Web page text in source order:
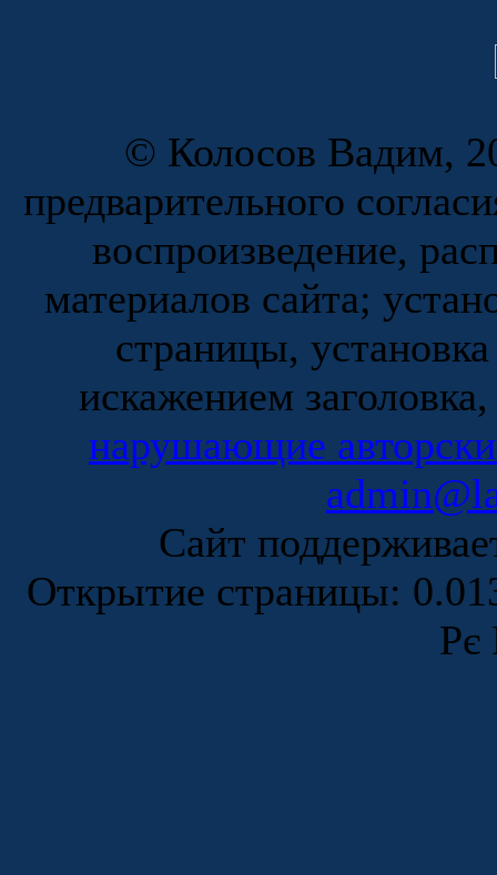
© Колосов Вадим,
предварительного
воспроизведение,
материалов сайта;
страницы,
искажением
нарушающие
Сайт
Открытие страницы:
Рє